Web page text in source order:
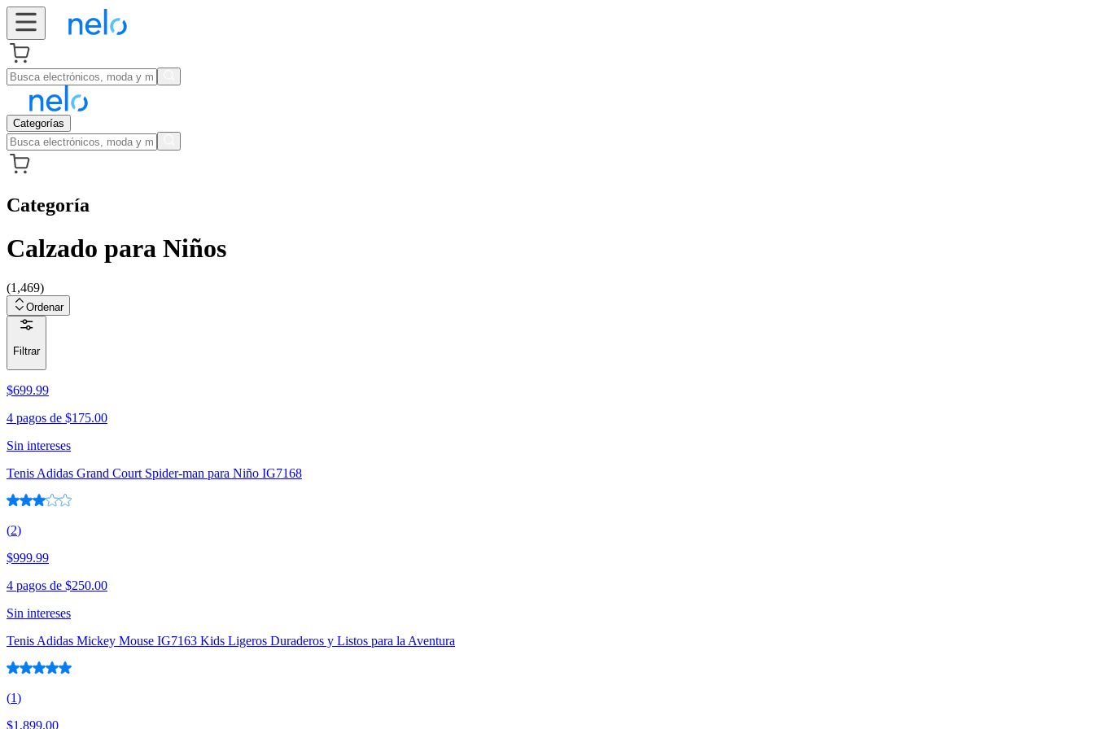
Categorías
Categoría
Calzado para Niños
(1,469)
Ordenar
Filtrar
$699.99
4 pagos de $175.00
Sin intereses
Tenis Adidas Grand Court Spider-man para Niño IG7168
(2)
$999.99
4 pagos de $250.00
Sin intereses
Tenis Adidas Mickey Mouse IG7163 Kids Ligeros Duraderos y Listos para la Aventura
(1)
$1,899.00